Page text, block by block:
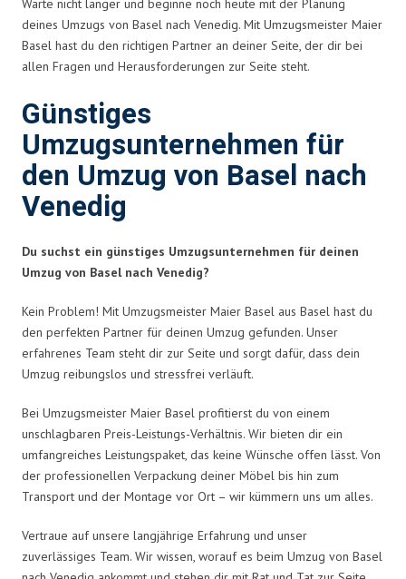
Warte nicht länger und beginne noch heute mit der Planung
deines Umzugs von Basel nach Venedig. Mit Umzugsmeister Maier
Basel hast du den richtigen Partner an deiner Seite, der dir bei
allen Fragen und Herausforderungen zur Seite steht.
Günstiges
Umzugsunternehmen für
den Umzug von Basel nach
Venedig
Du suchst ein günstiges Umzugsunternehmen für deinen
Umzug von Basel nach Venedig?
Kein Problem! Mit Umzugsmeister Maier Basel aus Basel hast du
den perfekten Partner für deinen Umzug gefunden. Unser
erfahrenes Team steht dir zur Seite und sorgt dafür, dass dein
Umzug reibungslos und stressfrei verläuft.
Bei Umzugsmeister Maier Basel profitierst du von einem
unschlagbaren Preis-Leistungs-Verhältnis. Wir bieten dir ein
umfangreiches Leistungspaket, das keine Wünsche offen lässt. Von
der professionellen Verpackung deiner Möbel bis hin zum
Transport und der Montage vor Ort – wir kümmern uns um alles.
Vertraue auf unsere langjährige Erfahrung und unser
zuverlässiges Team. Wir wissen, worauf es beim Umzug von Basel